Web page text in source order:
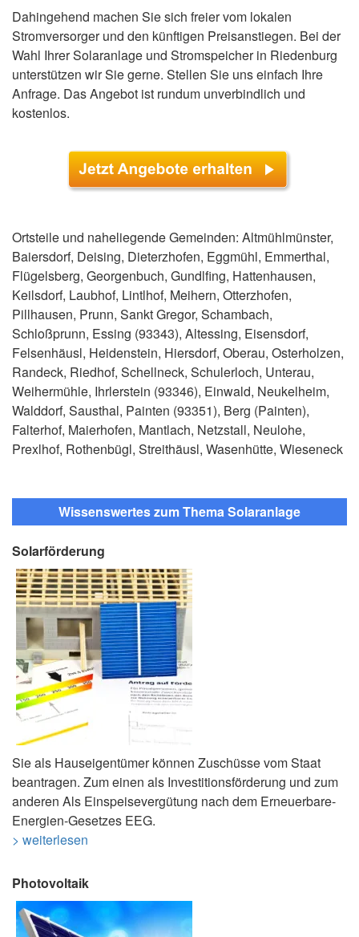
Dahingehend machen Sie sich freier vom lokalen
Stromversorger und den künftigen Preisanstiegen. Bei der
Wahl Ihrer Solaranlage und Stromspeicher in Riedenburg
unterstützen wir Sie gerne. Stellen Sie uns einfach Ihre
Anfrage. Das Angebot ist rundum unverbindlich und
kostenlos.
Ortsteile und naheliegende Gemeinden: Altmühlmünster,
Baiersdorf, Deising, Dieterzhofen, Eggmühl, Emmerthal,
Flügelsberg, Georgenbuch, Gundlfing, Hattenhausen,
Keilsdorf, Laubhof, Lintlhof, Meihern, Otterzhofen,
Pillhausen, Prunn, Sankt Gregor, Schambach,
Schloßprunn, Essing (93343), Altessing, Eisensdorf,
Felsenhäusl, Heidenstein, Hiersdorf, Oberau, Osterholzen,
Randeck, Riedhof, Schellneck, Schulerloch, Unterau,
Weihermühle, Ihrlerstein (93346), Einwald, Neukelheim,
Walddorf, Sausthal, Painten (93351), Berg (Painten),
Falterhof, Maierhofen, Mantlach, Netzstall, Neulohe,
Prexlhof, Rothenbügl, Streithäusl, Wasenhütte, Wieseneck
Wissenswertes zum Thema Solaranlage
Solarförderung
Sie als Hauseigentümer können Zuschüsse vom Staat
beantragen. Zum einen als Investitionsförderung und zum
anderen Als Einspeisevergütung nach dem Erneuerbare-
Energien-Gesetzes EEG.
> weiterlesen
Photovoltaik